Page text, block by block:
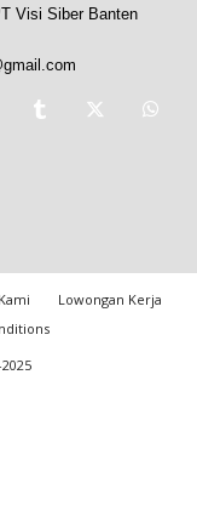
Visi Siber Banten
Lowongan Kerja